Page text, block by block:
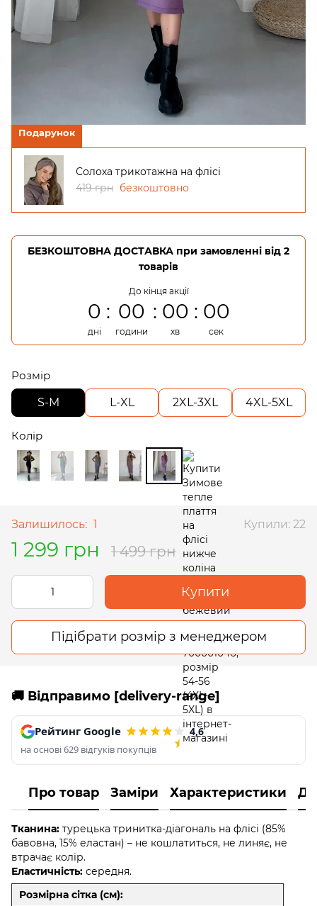
Подарунок
Солоха трикотажна на флісі
419 грн безкоштовно
БЕЗКОШТОВНА ДОСТАВКА при замовленні від 2
товарів
До кінця акції
0
дні
00
години
00
хв
00
сек
Розмір
S-M
L-XL 2XL-3XL 4XL-5XL
Колір
Залишилось: 1 Купили: 22
1 299 грн 1 499 грн
Купити
Підібрати розмір з менеджером
🚚 Відправимо [delivery-range]
Рейтинг Google 4,6
на основі 629 відгуків покупців
Про товар Заміри Характеристики
Тканина: турецька тринитка-діагональ на флісі (85%
бавовна, 15% еластан) – не кошлатиться, не линяє, не
втрачає колір.
Еластичність: середня.
Розмірна сітка (см):